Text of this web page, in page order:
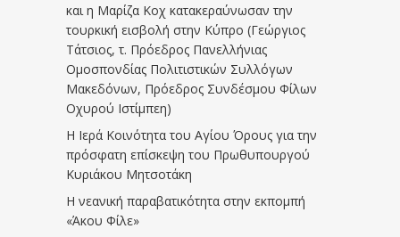
και η Μαρίζα Κοχ κατακεραύνωσαν την
τουρκική εισβολή στην Κύπρο (Γεώργιος
Τάτσιος, τ. Πρόεδρος Πανελλήνιας
Ομοσπονδίας Πολιτιστικών Συλλόγων
Μακεδόνων, Πρόεδρος Συνδέσμου Φίλων
Οχυρού Ιστίμπεη)
Η Ιερά Κοινότητα του Αγίου Όρους για την
πρόσφατη επίσκεψη του Πρωθυπουργού
Κυριάκου Μητσοτάκη
Η νεανική παραβατικότητα στην εκπομπή
«Άκου Φίλε»